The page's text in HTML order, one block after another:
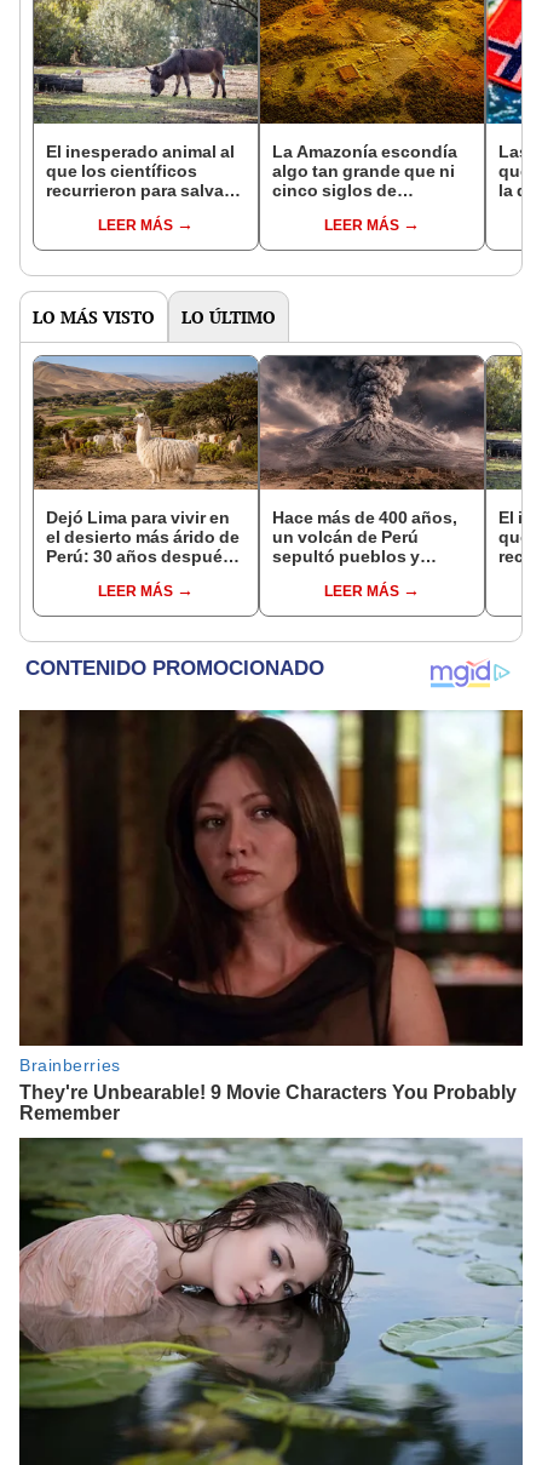
El inesperado animal al
que los científicos
recurrieron para salvar
reintroducción de un
asno salvaje está
en un paisaje con más
vida
LEER MÁS
La Amazonía escondía
algo tan grande que ni
cinco siglos de
encontrarlo: el hallazgo
podría cambiar todo lo
pasado
LEER MÁS
Las
que
la de
LO MÁS VISTO LO ÚLTIMO
Dejó Lima para vivir en
el desierto más árido de
Perú: 30 años después,
creó un sorprendente
ecosistema
LEER MÁS
Hace más de 400 años,
un volcán de Perú
sepultó pueblos y
veranos más fríos de la
historia: sigue bajo
LEER MÁS
El
que
asno
vida